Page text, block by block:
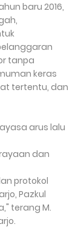
baru 2016,
tanpa
keras
tertentu, dan
arus lalu
dan
protokol
Pazkul
terang M.